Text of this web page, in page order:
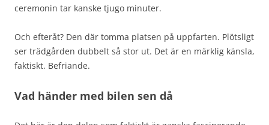
ceremonin tar kanske tjugo minuter.
Och efteråt? Den där tomma platsen på uppfarten. Plötsligt
ser trädgården dubbelt så stor ut. Det är en märklig känsla,
faktiskt. Befriande.
Vad händer med bilen sen då